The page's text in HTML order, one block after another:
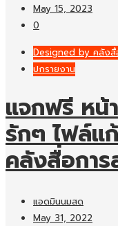
May 15, 2023
0
Designed by คลังสื่
ปกรายงาน
แจกฟรี หน้
รักๆ ไฟล์แ
คลังสื่อกา
แอดมินนมสด
May 31, 2022